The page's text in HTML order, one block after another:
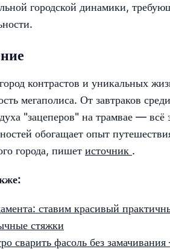
городской динамики,
контрастов и уникальных
мегаполиса. От завтраков
"зацеперов" на трамвае —
обогащает опыт
города, пишет источник .
ставим красивый
стяжки
сварить фасоль без